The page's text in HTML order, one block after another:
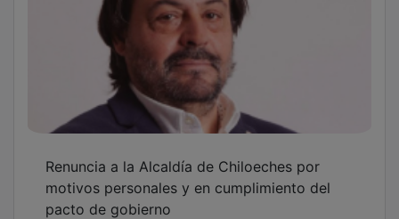
motivos personales y en cumplimiento del
pacto de gobierno